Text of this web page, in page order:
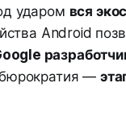
ударом вся
Android
бюрократия —